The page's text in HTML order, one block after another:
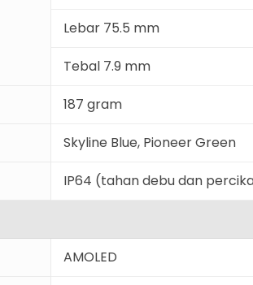
Lebar 75.5 mm
Tebal 7.9 mm
187 gram
Skyline Blue, Pioneer Green
IP64 (tahan debu dan
AMOLED